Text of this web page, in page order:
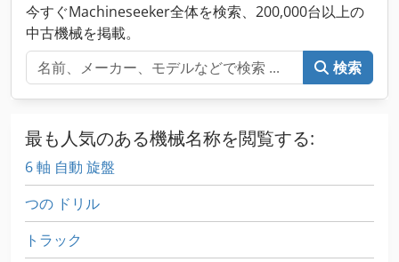
今すぐMachineseeker全体を検索、200,000台以上の
中古機械を掲載。
検索
最も人気のある機械名称を閲覧する:
6 軸 自動 旋盤
つの ドリル
トラック